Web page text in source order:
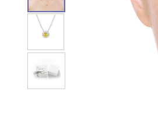
end
images
gallery